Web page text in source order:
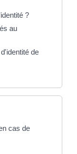
?
au
de
cas de